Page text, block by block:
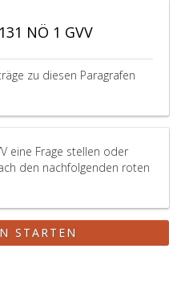
NÖ 1 GVV
zu diesen Paragrafen
eine Frage stellen oder
den nachfolgenden roten
STARTEN